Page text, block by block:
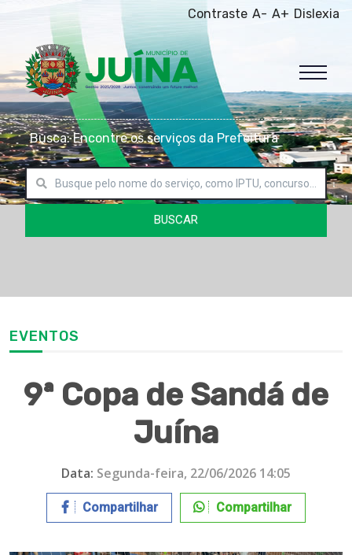
Contraste A- A+ Dislexia
Busca: Encontre os serviços da Prefeitura
BUSCAR
EVENTOS
9ª Copa de Sandá de
Juína
Data: Segunda-feira, 22/06/2026 14:05
Compartilhar Compartilhar